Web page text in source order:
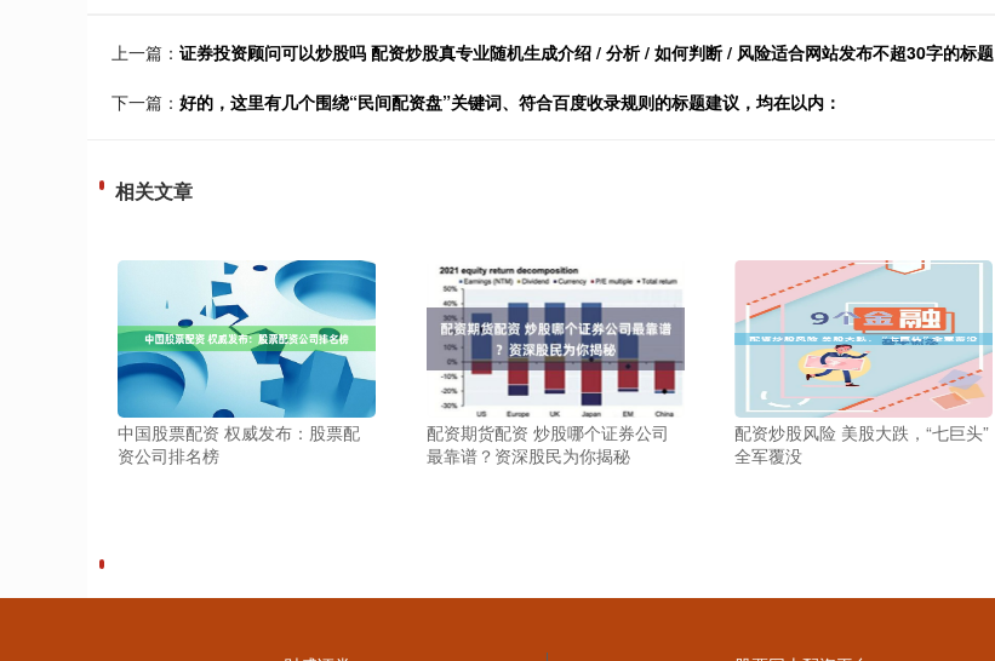
上一篇： 证券投资顾问可以炒股吗 配资炒股真专业随机生成介绍 / 分析 / 如何判断 / 风险适合网站发布不超30字的标题
下一篇： 好的，这里有几个围绕“民间配资盘”关键词、符合百度收录规则的标题建议，均在以内：
相关文章
中国股票配资 权威发布：股票配
资公司排名榜
配资期货配资 炒股哪个证券公司
最靠谱？资深股民为你揭秘
配资炒股风险 美股大跌，“七巨头”
全军覆没